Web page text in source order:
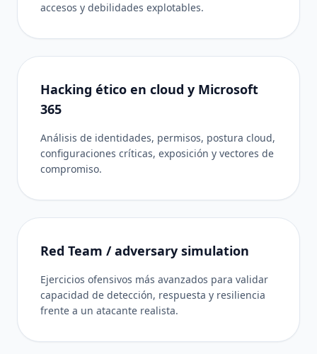
accesos y debilidades explotables.
Hacking ético en cloud y Microsoft
365
Análisis de identidades, permisos, postura cloud,
configuraciones críticas, exposición y vectores de
compromiso.
Red Team / adversary simulation
Ejercicios ofensivos más avanzados para validar
capacidad de detección, respuesta y resiliencia
frente a un atacante realista.